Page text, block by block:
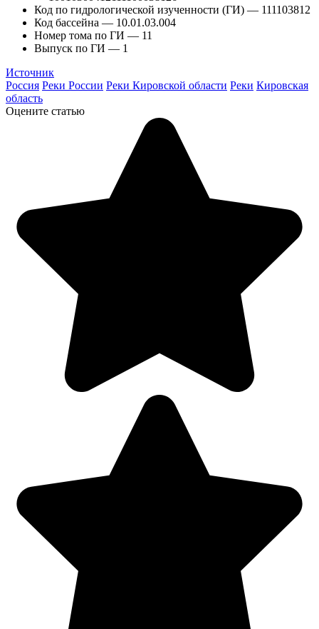
Код по гидрологической изученности (ГИ) — 111103812
Код бассейна — 10.01.03.004
Номер тома по ГИ — 11
Выпуск по ГИ — 1
Источник
Россия Реки России Реки Кировской области Реки Кировская
область
Оцените статью